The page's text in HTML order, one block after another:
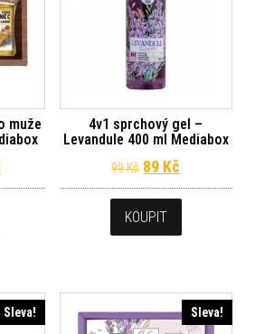
muže
cena byla: 229 Kč.
Aktuální cena je: 206 Kč.
4v1 sprchový gel –
Levandule 400 ml Mediabox
99Kč Původní cena
89 Kč
KOUPIT
Sleva! Sleva!